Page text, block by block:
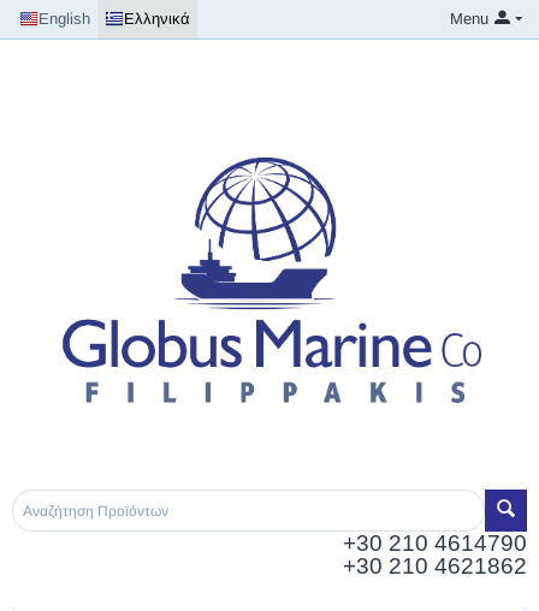
English Ελληνικά Menu
+30 210 4614790
+30 210 4621862